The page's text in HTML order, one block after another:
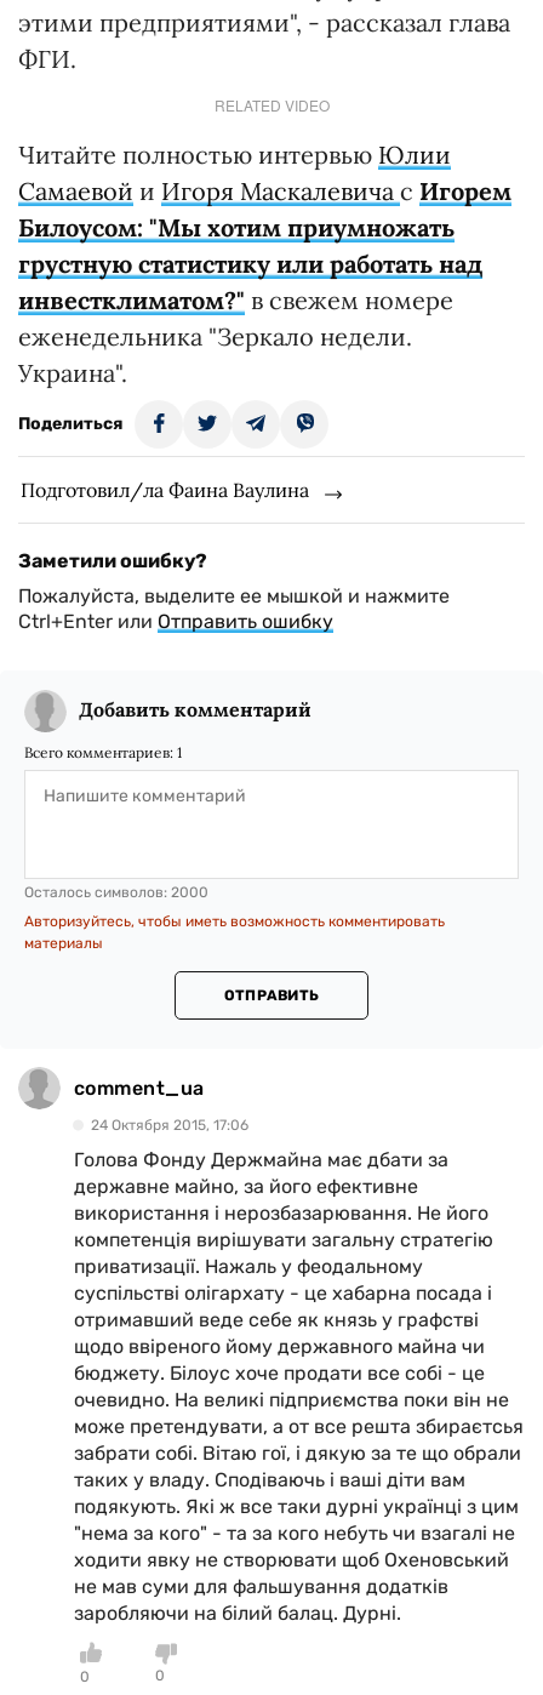
этими предприятиями", - рассказал глава
ФГИ.
RELATED VIDEO
Читайте полностью интервью Юлии
Самаевой и Игоря Маскалевича с Игорем
Билоусом: "Мы хотим приумножать
грустную статистику или работать над
инвестклиматом?" в свежем номере
еженедельника "Зеркало недели.
Украина".
Поделиться
Подготовил/ла Фаина Ваулина
Заметили ошибку?
Пожалуйста, выделите ее мышкой и нажмите
Ctrl+Enter или Отправить ошибку
Добавить комментарий
Всего комментариев: 1
Осталось символов: 2000
Авторизуйтесь, чтобы иметь возможность комментировать
материалы
ОТПРАВИТЬ
comment_ua
24 Октября 2015, 17:06
Голова Фонду Держмайна має дбати за
державне майно, за його ефективне
використання і нерозбазарювання. Не його
компетенція вирішувати загальну стратегію
приватизації. Нажаль у феодальному
суспільстві олігархату - це хабарна посада і
отримавший веде себе як князь у графстві
щодо ввіреного йому державного майна чи
бюджету. Білоус хоче продати все собі - це
очевидно. На великі підприємства поки він не
може претендувати, а от все решта збираєтсья
забрати собі. Вітаю гої, і дякую за те що обрали
таких у владу. Сподіваючь і ваші діти вам
подякують. Які ж все таки дурні українці з цим
"нема за кого" - та за кого небуть чи взагалі не
ходити явку не створювати щоб Охеновський
не мав суми для фальшування додатків
заробляючи на білий балац. Дурні.
0
0